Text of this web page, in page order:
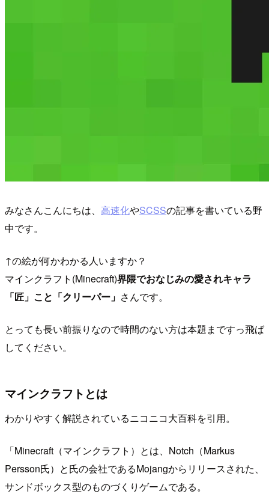
みなさんこんにちは、 高速化やSCSSの記事を書いている野
中です。
↑の絵が何かわかる人いますか？
マインクラフト(Minecraft)界隈でおなじみの愛されキャラ
「匠」こと「クリーパー」 さんです。
とっても長い前振りなので時間のない方は本題まですっ飛ば
してください。
マインクラフトとは
わかりやすく解説されているニコニコ大百科を引用。
Minecraft（マインクラフト）とは、Notch（Markus
Persson氏）と氏の会社であるMojangからリリースされた、
サンドボックス型のものづくりゲームである。